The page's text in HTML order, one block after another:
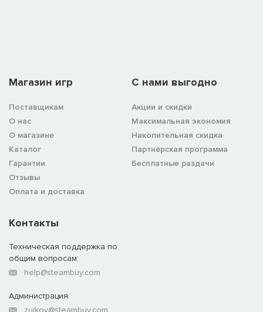
Магазин игр
Поставщикам
О нас
О магазине
Каталог
Гарантии
Отзывы
Оплата и доставка
C нами выгодно
Акции и скидки
Максимальная экономия
Накопительная скидка
Партнёрская программа
Бесплатные раздачи
Контакты
Техническая поддержка по
общим вопросам:
help@steambuy.com
Администрация: